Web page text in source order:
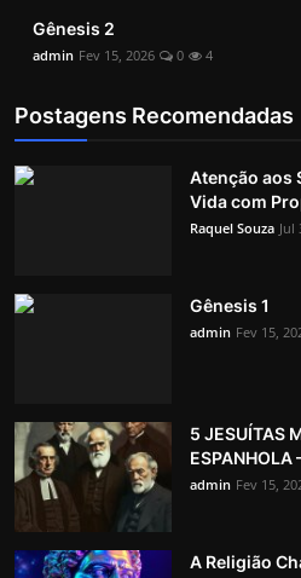
Gênesis 2
admin Fev 15, 2026 0 4
Postagens Recomendadas
Atenção aos
Vida com
Raquel Souza Jul
Gênesis 1
admin Fev 15,
5 JESUÍTAS
ESPANHOLA
admin Fev 15,
A Religião